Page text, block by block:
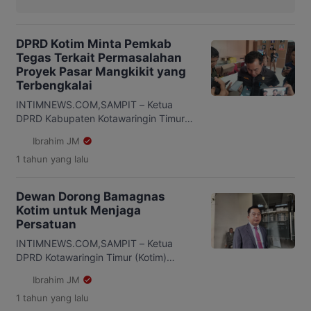
DPRD Kotim Minta Pemkab
Tegas Terkait Permasalahan
Proyek Pasar Mangkikit yang
Terbengkalai
INTIMNEWS.COM,SAMPIT – Ketua
DPRD Kabupaten Kotawaringin Timur
daerah setempat untuk mengambil alih
proyek Pasar Mangkikit agar dapat
tahun itu, terhabat akibat pimpinan PT
Heral Eranio Jaya atau pihak ketiga
tersandung masalah hukum pada
proyek lain dan masih menjadi buronan
hingga sekarang. “Pemkab […]
Ibrahim JM
1 tahun yang lalu
Dewan Dorong Bamagnas
Kotim untuk Menjaga
Persatuan
INTIMNEWS.COM,SAMPIT – Ketua
DPRD Kotawaringin Timur (Kotim)
Musyawarah antar Gereja Nasional
(Bamagnas) untuk menyusun program-
Ibrahim JM
1 tahun yang lalu